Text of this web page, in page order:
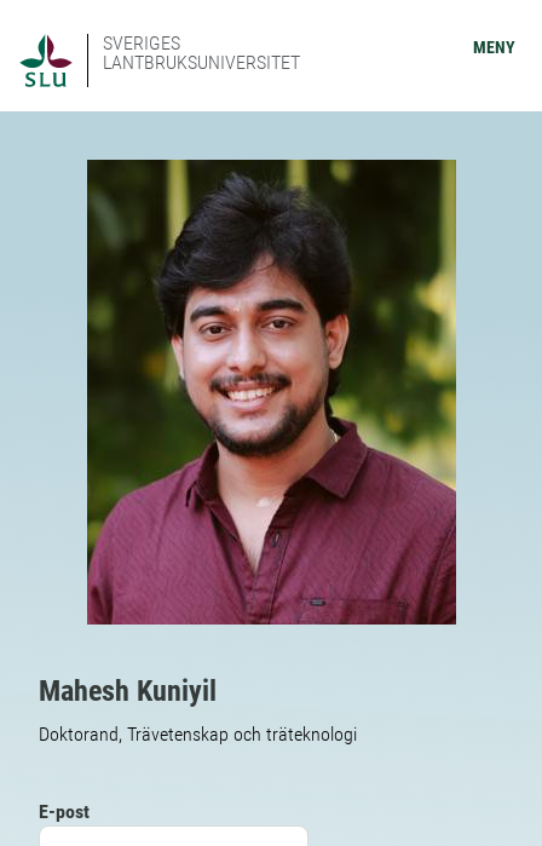
SVERIGES
LANTBRUKSUNIVERSITET
MENY
Mahesh Kuniyil
Doktorand, Trävetenskap och träteknologi
E-post